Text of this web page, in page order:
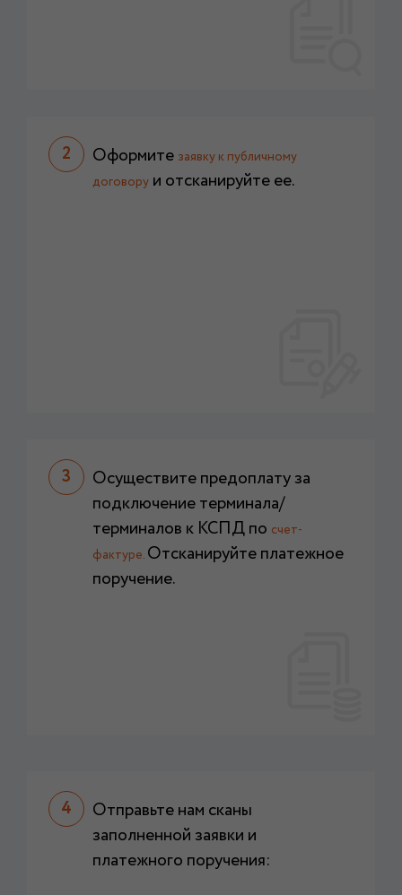
Оформите заявку к публичному
договору и отсканируйте ее.
Осуществите предоплату за
подключение терминала/
терминалов к КСПД по счет-
фактуре. Отсканируйте платежное
поручение.
Отправьте нам сканы
заполненной заявки и
платежного поручения: